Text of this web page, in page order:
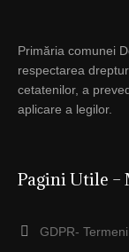
Primăria comunei
respectarea
cetatenilor, a
aplicare a legilor.
Pagini Utile –
GDPR-